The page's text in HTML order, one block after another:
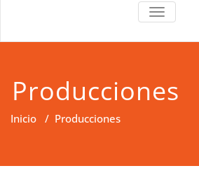
Producciones
Inicio / Producciones